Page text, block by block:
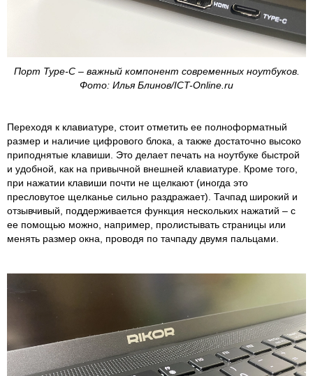
Порт Type-C – важный компонент современных ноутбуков.
Фото: Илья Блинов/ICT-Online.ru
Переходя к клавиатуре, стоит отметить ее полноформатный
размер и наличие цифрового блока, а также достаточно высоко
приподнятые клавиши. Это делает печать на ноутбуке быстрой
и удобной, как на привычной внешней клавиатуре. Кроме того,
при нажатии клавиши почти не щелкают (иногда это
пресловутое щелканье сильно раздражает). Тачпад широкий и
отзывчивый, поддерживается функция нескольких нажатий – с
ее помощью можно, например, пролистывать страницы или
менять размер окна, проводя по тачпаду двумя пальцами.